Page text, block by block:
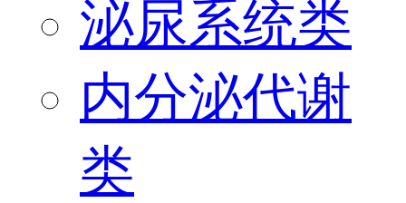
泌尿系统类
内分泌代谢
类